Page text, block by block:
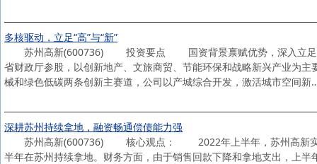
多核驱动，立足“高”与“新”
苏州高新(600736) 投资要点 国资背景禀赋优势，深入立足“高”
省财政厅参股，以创新地产、文旅商贸、节能环保和战略新兴产业为
械和绿色低碳两条创新主赛道，公司以产城综合开发，激活城市空间新
深耕苏州持续拿地，融资畅通偿债能力强
苏州高新(600736) 核心观点： 2022年上半年，苏州高新实现
半年在苏州持续拿地。财务方面，由于销售回款下降和拿地支出，上